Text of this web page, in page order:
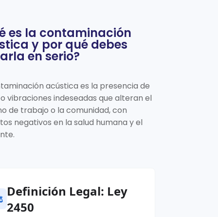
es la contaminación
y por qué debes
en serio?
acústica es la presencia de
vibraciones indeseadas que alteran el
de trabajo o la comunidad, con
negativos en la salud humana y el
Definición Legal: Ley
2450